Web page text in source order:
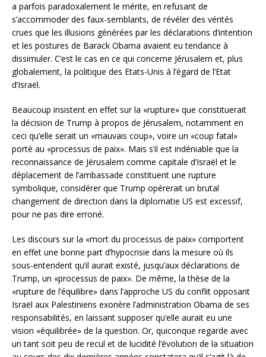
a parfois paradoxalement le mérite, en refusant de
s’accommoder des faux-semblants, de révéler des vérités
crues que les illusions générées par les déclarations d’intention
et les postures de Barack Obama avaient eu tendance à
dissimuler. C’est le cas en ce qui concerne Jérusalem et, plus
globalement, la politique des Etats-Unis à l’égard de l’Etat
d’Israël.
Beaucoup insistent en effet sur la «rupture» que constituerait
la décision de Trump à propos de Jérusalem, notamment en
ceci qu’elle serait un «mauvais coup», voire un «coup fatal»
porté au «processus de paix». Mais s’il est indéniable que la
reconnaissance de Jérusalem comme capitale d’Israël et le
déplacement de l’ambassade constituent une rupture
symbolique, considérer que Trump opérerait un brutal
changement de direction dans la diplomatie US est excessif,
pour ne pas dire erroné.
Les discours sur la «mort du processus de paix» comportent
en effet une bonne part d’hypocrisie dans la mesure où ils
sous-entendent qu’il aurait existé, jusqu’aux déclarations de
Trump, un «processus de paix». De même, la thèse de la
«rupture de l’équilibre» dans l’approche US du conflit opposant
Israël aux Palestiniens exonère l’administration Obama de ses
responsabilités, en laissant supposer qu’elle aurait eu une
vision «équilibrée» de la question. Or, quiconque regarde avec
un tant soit peu de recul et de lucidité l’évolution de la situation